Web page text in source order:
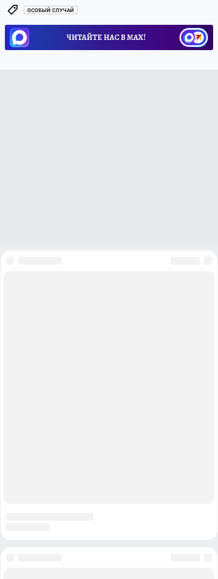
ОСОБЫЙ СЛУЧАЙ
ЧИТАЙТЕ НАС В МАХ!